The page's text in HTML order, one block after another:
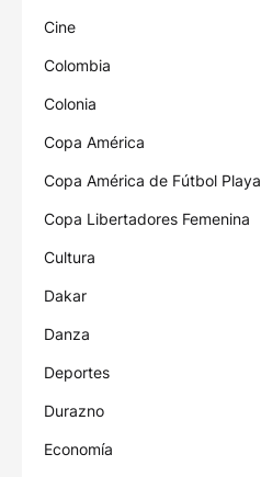
Cine
Colombia
Colonia
Copa América
Copa América de Fútbol Playa
Copa Libertadores Femenina
Cultura
Dakar
Danza
Deportes
Durazno
Economía